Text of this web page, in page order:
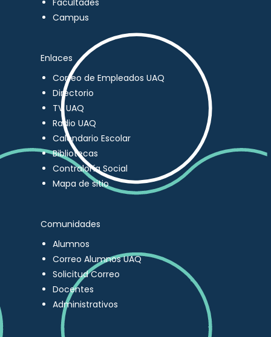
Facultades
Campus
Enlaces
Correo de Empleados UAQ
Directorio
TV UAQ
Radio UAQ
Calendario Escolar
Bibliotecas
Contraloría Social
Mapa de sitio
Comunidades
Alumnos
Correo Alumnos UAQ
Solicitud Correo
Docentes
Administrativos